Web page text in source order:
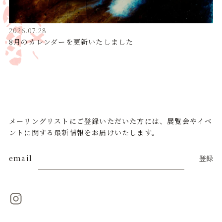
2026.07.28
8月のカレンダーを更新いたしました
メーリングリストにご登録いただいた方には、展覧会やイベ
ントに関する最新情報をお届けいたします。
email 登録